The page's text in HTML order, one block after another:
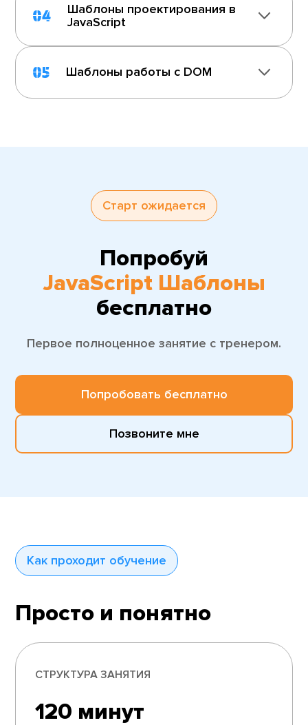
04
Шаблоны проектирования в
JavaScript
05 Шаблоны работы с DOM
Старт ожидается
Попробуй
JavaScript Шаблоны
бесплатно
Первое полноценное занятие с тренером.
Попробовать бесплатно
Позвоните мне
Как проходит обучение
Просто и понятно
СТРУКТУРА ЗАНЯТИЯ
120 минут